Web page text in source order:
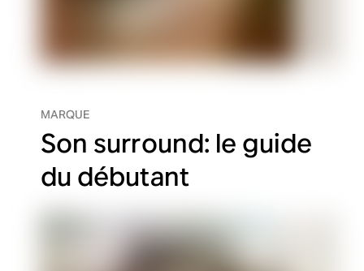
MARQUE
Son surround: le guide
du débutant